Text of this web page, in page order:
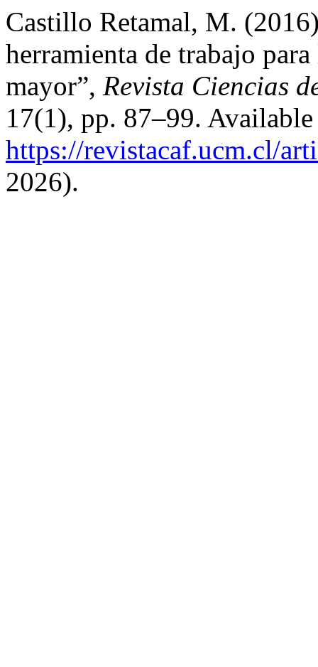
Castillo Retamal, M.
herramienta de trabajo
mayor”, Revista Ciencias
17(1), pp. 87–99.
https://revistacaf.ucm.cl/
2026).